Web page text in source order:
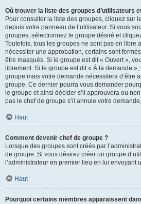
Où trouver la liste des groupes d’utilisateurs
Pour consulter la liste des groupes, cliquez sur
depuis votre panneau de l’utilisateur. Si vous
groupes, sélectionnez le groupe désiré et
Toutefois, tous les groupes ne sont pas en libre
nécessiter une approbation, certains sont
être masqués. Si le groupe est dit « Ouvert »,
librement. Si le groupe est dit « À la demande
groupe mais votre demande nécessitera d’être
groupe. Ce dernier pourra vous demander
le groupe et ainsi décider s’il approuvera ou
pas le chef de groupe s’il annule votre
Haut
Comment devenir chef de groupe ?
Lorsque des groupes sont créés par
de groupe. Si vous désirez créer un groupe
l’administrateur en premier lieu en lui envoyant
Haut
Pourquoi certains membres apparaissent